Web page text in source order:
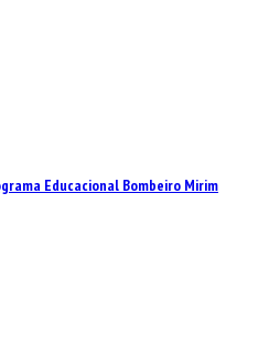
Educacional Bombeiro Mirim